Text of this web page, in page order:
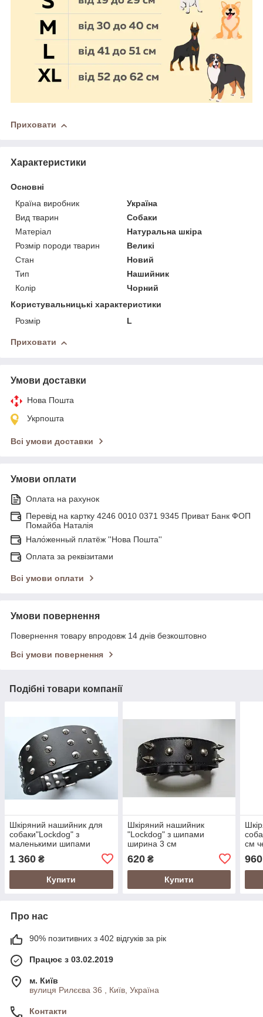
Приховати
Характеристики
Основні
Країна виробник
Україна
Вид тварин
Собаки
Матеріал
Натуральна шкіра
Розмір породи тварин
Великі
Стан
Новий
Тип
Нашийник
Колір
Чорний
Користувальницькі характеристики
Розмір
L
Приховати
Умови доставки
Нова Пошта
Укрпошта
Всі умови доставки
Умови оплати
Оплата на рахунок
Перевід на картку 4246 0010 0371 9345 Приват Банк ФОП
Помайба Наталія
Нало́женный платёж ''Нова Пошта''
Оплата за реквізитами
Всі умови оплати
Умови повернення
Повернення товару впродовж 14 днів безкоштовно
Всі умови повернення
Подібні товари компанії
Шкіряний нашийник для
собаки"Lockdog" з
маленькими шипами
1 360 ₴
Купити
Шкіряний нашийник
"Lockdog" з шипами
ширина 3 см
620₴
Купити
см
960
Про нас
90% позитивних з 402 відгуків за рік
Працює з 03.02.2019
м. Київ
вулиця Рилєєва 36 , Київ, Україна
Контакти